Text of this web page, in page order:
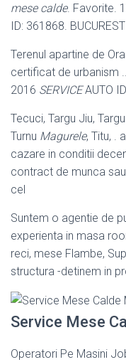
mese calde. Favorite.
ID: 361868.
Terenul apartine de
certificat de urbanism
2016 SERVICEAUTO
Tecuci, Targu Jiu,
Turnu Magurele, Titu, .
cazare in conditii
contract de munca
cel
Suntem o agentie de
experienta in masa
reci, mese Flambe,
structura -detinem in
Service Mese
Operatori Pe Masini